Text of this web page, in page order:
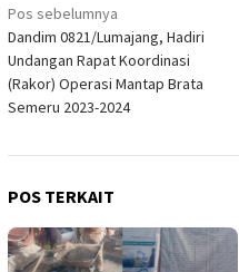
Navigasi
pos
Pos sebelumnya
Dandim 0821/Lumajang, Hadiri
Undangan Rapat Koordinasi
(Rakor) Operasi Mantap Brata
Semeru 2023-2024
POS TERKAIT